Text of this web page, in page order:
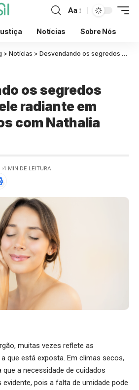
Aa
Notícias Sobre Nós
> Notícias > Desvendando os segredos para uma pele radiante em climas secos com Nathalia Belletato
os segredos
radiante em
com Nathalia
4 MIN DE LEITURA
muitas vezes reflete as
que está exposta. Em climas secos,
que a necessidade de cuidados
evidente, pois a falta de umidade pode